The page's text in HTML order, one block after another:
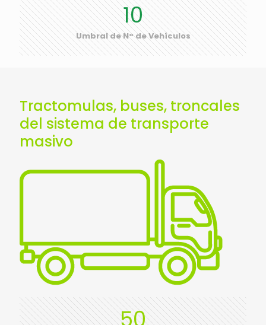
10
Umbral de N° de Vehículos
Tractomulas, buses, troncales
del sistema de transporte
masivo
50